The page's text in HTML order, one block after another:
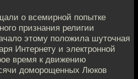
о всемирной попытке
признания религии
этому положила шуточная
Интернету и электронной
время к движению
доморощенных Люков